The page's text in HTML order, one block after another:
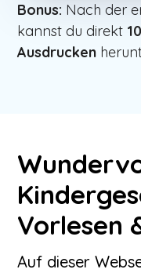
Bonus: Nach der
kannst du direkt
Ausdrucken
Vorlesen
Auf dieser